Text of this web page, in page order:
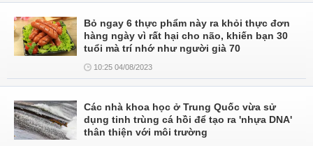
Bỏ ngay 6 thực phẩm này ra khỏi thực đơn
hàng ngày vì rất hại cho não, khiến bạn 30
tuổi mà trí nhớ như người già 70
10:25 04/08/2023
Các nhà khoa học ở Trung Quốc vừa sử
dụng tinh trùng cá hồi để tạo ra 'nhựa DNA'
thân thiện với môi trường